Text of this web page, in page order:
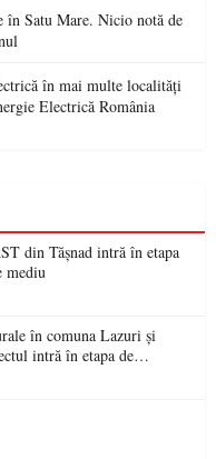
Satu Mare. Nicio notă de
în mai multe localități
Electrică România
din Tășnad intră în etapa
mediu
în comuna Lazuri și
intră în etapa de